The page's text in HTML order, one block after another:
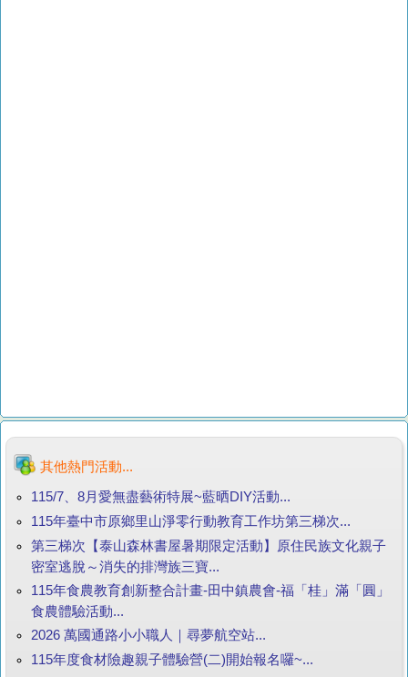
其他熱門活動...
115/7、8月愛無盡藝術特展~藍晒DIY活動...
115年臺中市原鄉里山淨零行動教育工作坊第三梯次...
第三梯次【泰山森林書屋暑期限定活動】原住民族文化親子
密室逃脫～消失的排灣族三寶...
115年食農教育創新整合計畫-田中鎮農會-福「桂」滿「圓」
食農體驗活動...
2026 萬國通路小小職人｜尋夢航空站...
115年度食材險趣親子體驗營(二)開始報名囉~...